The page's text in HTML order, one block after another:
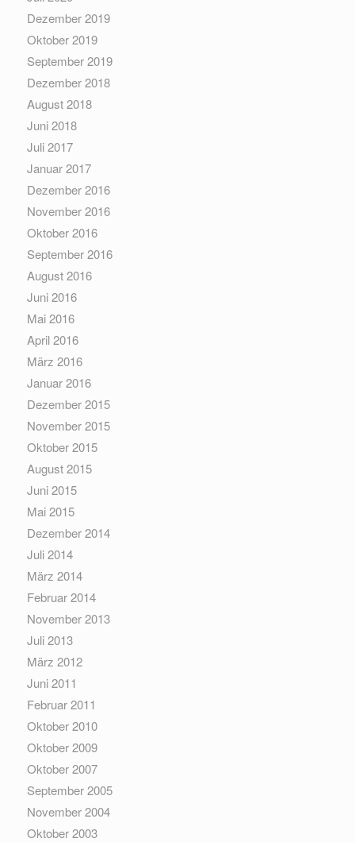
Dezember 2019
Oktober 2019
September 2019
Dezember 2018
August 2018
Juni 2018
Juli 2017
Januar 2017
Dezember 2016
November 2016
Oktober 2016
September 2016
August 2016
Juni 2016
Mai 2016
April 2016
März 2016
Januar 2016
Dezember 2015
November 2015
Oktober 2015
August 2015
Juni 2015
Mai 2015
Dezember 2014
Juli 2014
März 2014
Februar 2014
November 2013
Juli 2013
März 2012
Juni 2011
Februar 2011
Oktober 2010
Oktober 2009
Oktober 2007
September 2005
November 2004
Oktober 2003